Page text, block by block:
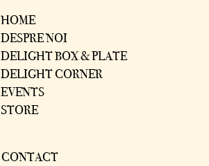
HOME
DESPRE NOI
DELIGHT BOX & PLATE
DELIGHT CORNER
EVENTS
STORE
CONTACT